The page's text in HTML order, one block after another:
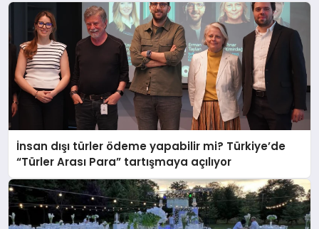
İnsan dışı türler ödeme yapabilir mi? Türkiye’de
“Türler Arası Para” tartışmaya açılıyor